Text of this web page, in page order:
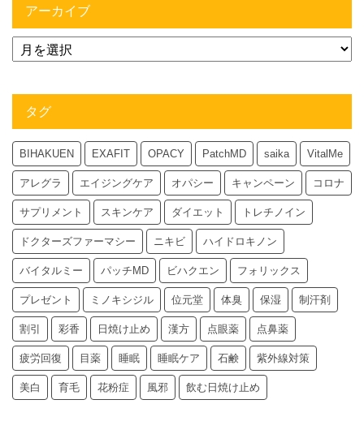
アーカイブ
タグ
BIHAKUEN EXAFIT OPACY PatchMD saika VitalMe
アレグラ エイジングケア オパシー キャンペーン コロナ
サプリメント スキンケア ダイエット トレチノイン
ドクターズファーマシー ニキビ ハイドロキノン
バイタルミー パッチMD ビハクエン フォリックス
プレゼント ミノキシジル 位元堂 体臭 保湿 制汗剤
割引 彩香 日焼け止め 漢方 点眼薬 点鼻薬
疲労回復 目薬 睡眠 睡眠ケア 石鹸 紫外線対策
美白 育毛 花粉症 風邪 飲む日焼け止め